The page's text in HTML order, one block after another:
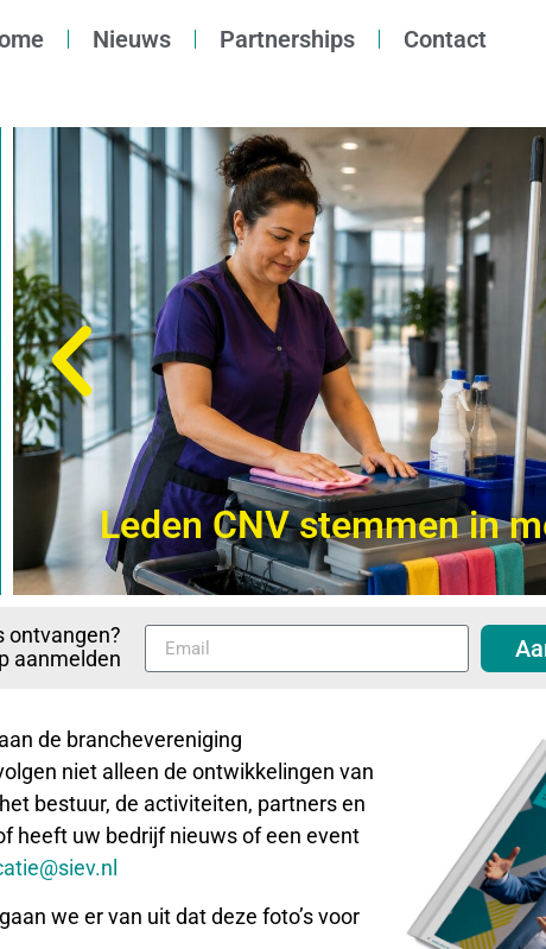
Nieuws Partnerships Contact
Leden CNV stemmen in
ontvangen?
aanmelden
de branchevereniging
niet alleen de ontwikkelingen van
bestuur, de activiteiten, partners en
heeft uw bedrijf nieuws of een event
we er van uit dat deze foto’s voor